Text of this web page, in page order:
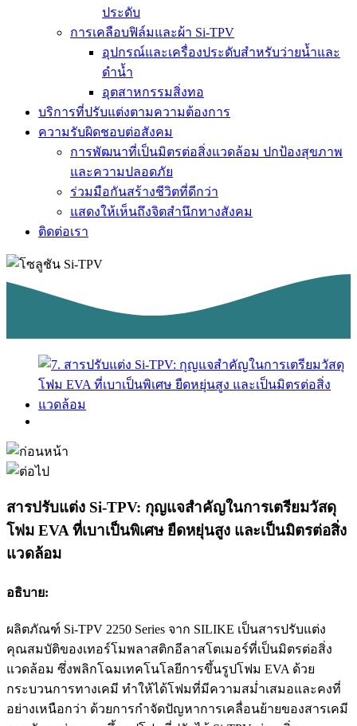
ประดับ
การเคลือบฟิล์มและผ้า Si-TPV
อุปกรณ์และเครื่องประดับสำหรับว่ายน้ำและ
ดำน้ำ
อุตสาหกรรมสิ่งทอ
บริการที่ปรับแต่งตามความต้องการ
ความรับผิดชอบต่อสังคม
การพัฒนาที่เป็นมิตรต่อสิ่งแวดล้อม ปกป้องสุขภาพ
และความปลอดภัย
ร่วมมือกันสร้างชีวิตที่ดีกว่า
แสดงให้เห็นถึงจิตสำนึกทางสังคม
ติดต่อเรา
สารปรับแต่ง Si-TPV: กุญแจสำคัญในการเตรียมวัสดุ
โฟม EVA ที่เบาเป็นพิเศษ ยืดหยุ่นสูง และเป็นมิตรต่อสิ่ง
แวดล้อม
อธิบาย:
ผลิตภัณฑ์ Si-TPV 2250 Series จาก SILIKE เป็นสารปรับแต่ง
คุณสมบัติของเทอร์โมพลาสติกอีลาสโตเมอร์ที่เป็นมิตรต่อสิ่ง
แวดล้อม ซึ่งพลิกโฉมเทคโนโลยีการขึ้นรูปโฟม EVA ด้วย
กระบวนการทางเคมี ทำให้ได้โฟมที่มีความสม่ำเสมอและคงที่
อย่างเหนือกว่า ด้วยการกำจัดปัญหาการเคลื่อนย้ายของสารเคมี